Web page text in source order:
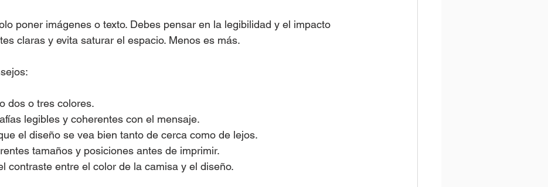
poner imágenes o texto. Debes pensar en la legibilidad y el impacto
claras y evita saturar el espacio. Menos es más.
dos o tres colores.
legibles y coherentes con el mensaje.
el diseño se vea bien tanto de cerca como de lejos.
tamaños y posiciones antes de imprimir.
contraste entre el color de la camisa y el diseño.